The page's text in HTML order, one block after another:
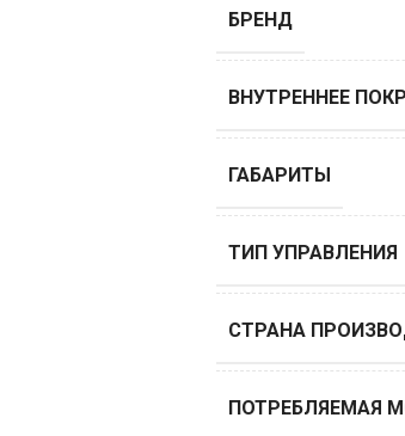
БРЕНД
ВНУТРЕННЕЕ
ГАБАРИТЫ
ТИП УПРАВЛЕНИЯ
СТРАНА
ПОТРЕБЛЯЕМАЯ